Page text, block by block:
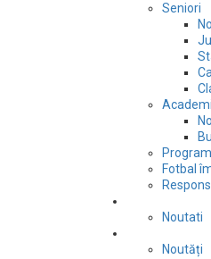
Seniori
Fotbal
Noutati
Noutăți